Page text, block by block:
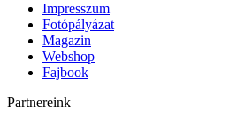
Impresszum
Fotópályázat
Magazin
Webshop
Fajbook
Partnereink